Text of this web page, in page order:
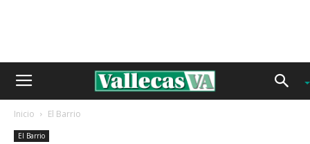
Inicio El Barrio
El Barrio